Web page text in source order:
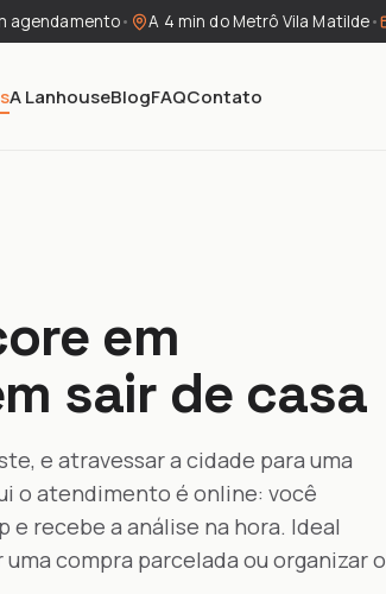
agendamento• A 4 min do Metrô Vila Matilde•
A LanhouseBlogFAQContato
em
sair de casa
e atravessar a cidade para uma
o atendimento é online: você
e recebe a análise na hora. Ideal
compra parcelada ou organizar o